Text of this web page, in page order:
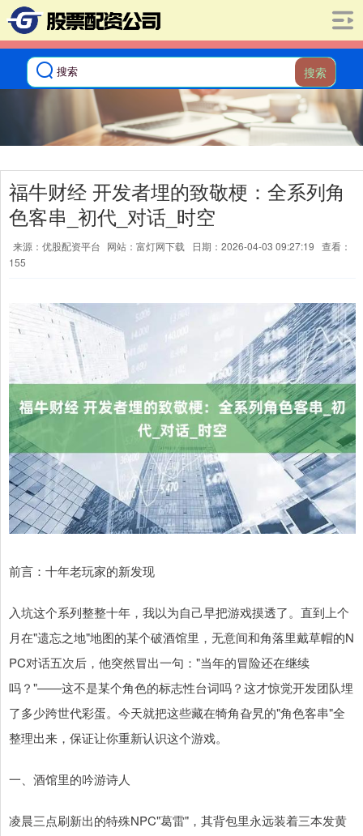
搜索
福牛财经 开发者埋的致敬梗：全系列角
色客串_初代_对话_时空
来源：优股配资平台 网站：富灯网下载 日期：2026-04-03 09:27:19 查看：
155
前言：十年老玩家的新发现
入坑这个系列整整十年，我以为自己早把游戏摸透了。直到上个
月在"遗忘之地"地图的某个破酒馆里，无意间和角落里戴草帽的N
PC对话五次后，他突然冒出一句："当年的冒险还在继续
吗？"——这不是某个角色的标志性台词吗？这才惊觉开发团队埋
了多少跨世代彩蛋。今天就把这些藏在犄角旮旯的"角色客串"全
整理出来，保证让你重新认识这个游戏。
一、酒馆里的吟游诗人
凌晨三点刷新出的特殊NPC"葛雷"，其背包里永远装着三本发黄